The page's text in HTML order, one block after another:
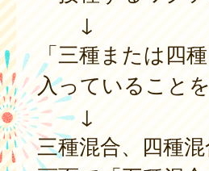
↓
「三種または四
入っていること
↓
三種混合、四種